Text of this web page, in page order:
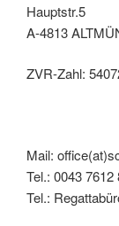
Hauptstr.5
A-4813
ZVR-Zahl:
Mail:
Tel.: 0043 7612
Tel.: